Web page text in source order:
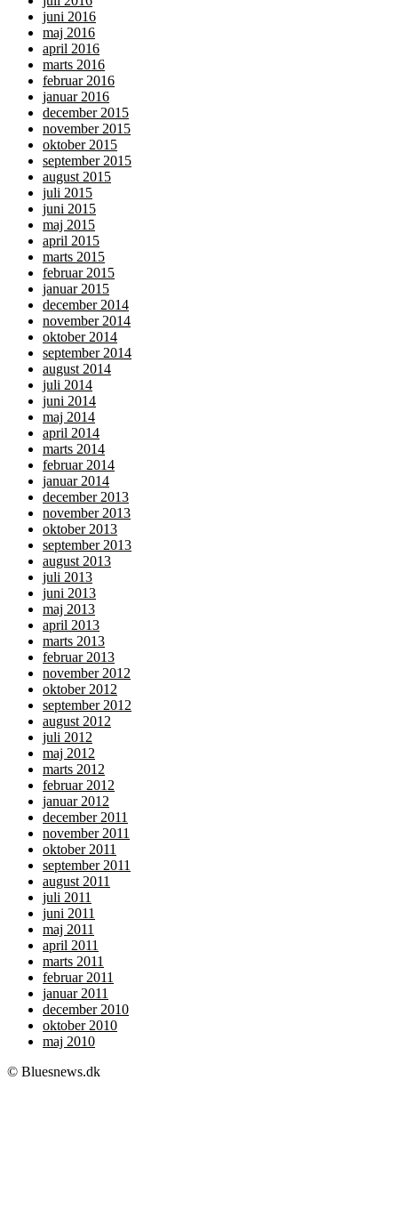
juni 2016
maj 2016
april 2016
marts 2016
februar 2016
januar 2016
december 2015
november 2015
oktober 2015
september 2015
august 2015
juli 2015
juni 2015
maj 2015
april 2015
marts 2015
februar 2015
januar 2015
december 2014
november 2014
oktober 2014
september 2014
august 2014
juli 2014
juni 2014
maj 2014
april 2014
marts 2014
februar 2014
januar 2014
december 2013
november 2013
oktober 2013
september 2013
august 2013
juli 2013
juni 2013
maj 2013
april 2013
marts 2013
februar 2013
november 2012
oktober 2012
september 2012
august 2012
juli 2012
maj 2012
marts 2012
februar 2012
januar 2012
december 2011
november 2011
oktober 2011
september 2011
august 2011
juli 2011
juni 2011
maj 2011
april 2011
marts 2011
februar 2011
januar 2011
december 2010
oktober 2010
maj 2010
© Bluesnews.dk